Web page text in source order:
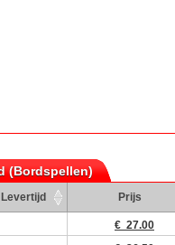
(Bordspellen)
Levertijd Prijs
€ 27.00